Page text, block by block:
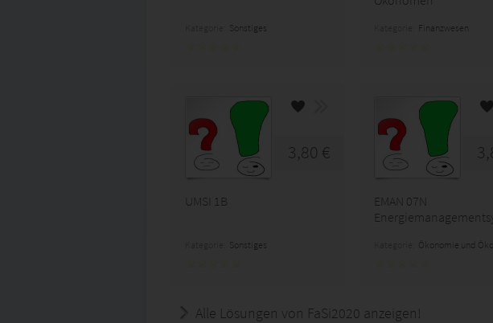
Sonstiges Finanzwesen
3,80 €
UMSI 1B
Sonstiges
EMAN 07N
Ökonomie und
Alle Lösungen von FaSi2020 anzeigen!